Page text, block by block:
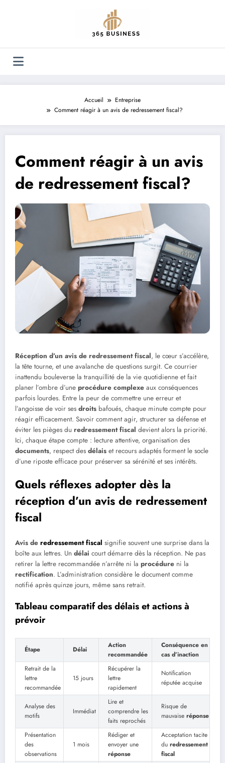
Accueil
Entreprise
Comment réagir à un avis de redressement fiscal?
Comment réagir à un avis
de redressement fiscal?
Réception d’un avis de redressement fiscal, le cœur s’accélère,
la tête tourne, et une avalanche de questions surgit. Ce courrier
inattendu bouleverse la tranquillité de la vie quotidienne et fait
planer l’ombre d’une procédure complexe aux conséquences
parfois lourdes. Entre la peur de commettre une erreur et
l’angoisse de voir ses droits bafoués, chaque minute compte pour
réagir efficacement. Savoir comment agir, structurer sa défense et
éviter les pièges du redressement fiscal devient alors la priorité.
Ici, chaque étape compte : lecture attentive, organisation des
documents, respect des délais et recours adaptés forment le socle
d’une riposte efficace pour préserver sa sérénité et ses intérêts.
Quels réflexes adopter dès la
réception d’un avis de redressement
fiscal
Avis de redressement fiscal signifie souvent une surprise dans la
boîte aux lettres. Un délai court démarre dès la réception. Ne pas
retirer la lettre recommandée n’arrête ni la procédure ni la
rectification. L’administration considère le document comme
notifié après quinze jours, même sans retrait.
Tableau comparatif des délais et actions à
prévoir
Étape Délai
Action
recommandée
Conséquence en
cas d’inaction
Retrait de la
lettre
recommandée
15 jours
Récupérer la
lettre
rapidement
Notification
réputée acquise
Analyse des
motifs
Immédiat
Lire et
comprendre les
faits reprochés
Risque de
mauvaise réponse
Présentation
des
observations
1 mois
Rédiger et
envoyer une
réponse
Acceptation tacite
du redressement
fiscal